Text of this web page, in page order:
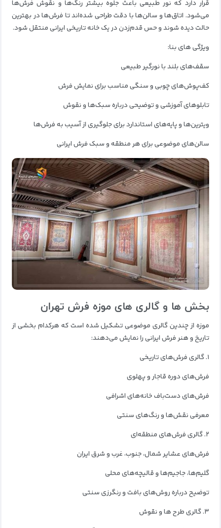
قرار دارد که نور طبیعی باعث جلوه بیشتر رنگ‌ها و نقوش فرش‌ها
می‌شود. اتاق‌ها و سالن‌ها با دقت طراحی شده‌اند تا فرش‌ها در بهترین
حالت دیده شوند و حس قدم‌زدن در یک خانه تاریخی ایرانی منتقل شود.
ویژگی‌ های بنا:
سقف‌های بلند با نورگیر طبیعی
کف‌پوش‌های چوبی و سنگی مناسب برای نمایش فرش
تابلوهای آموزشی و توضیحی درباره سبک‌ها و نقوش
ویترین‌ها و پایه‌های استاندارد برای جلوگیری از آسیب به فرش‌ها
سالن‌های موضوعی برای هر منطقه و سبک فرش ایرانی
بخش‌ ها و گالری‌ های موزه فرش تهران
موزه از چندین گالری موضوعی تشکیل شده است که هرکدام بخشی از
تاریخ و هنر فرش ایرانی را نمایش می‌دهند:
۱. گالری فرش‌های تاریخی
فرش‌های دوره قاجار و پهلوی
فرش‌های دست‌باف خانه‌های اشرافی
معرفی نقش‌ها و رنگ‌های سنتی
۲. گالری فرش‌های منطقه‌ای
فرش‌های عشایر شمال، جنوب، غرب و شرق ایران
گلیم‌ها، جاجیم‌ها و قالیچه‌های محلی
توضیح درباره روش‌های بافت و رنگرزی سنتی
۳. گالری طرح‌ ها و نقوش